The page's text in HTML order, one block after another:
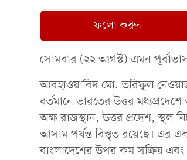
ফলো করুন
সোমবার (২২ আগস্ট) এমন
আবহাওয়াবিদ মো. তরিফুল
বর্তমানে ভারতের উত্তর
অক্ষ রাজস্থান, উত্তর প্রদেশ, স্থল
আসাম পর্যন্ত বিস্তৃত রয়েছে। এর
বাংলাদেশের উপর কম সক্রিয় এবং